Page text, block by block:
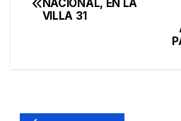
de
NACIONAL, EN LA
VILLA 31